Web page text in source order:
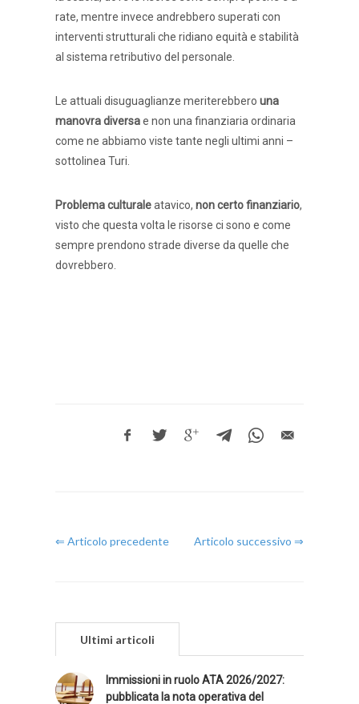
rate, mentre invece andrebbero superati con
interventi strutturali che ridiano equità e stabilità
al sistema retributivo del personale.
Le attuali disuguaglianze meriterebbero una
manovra diversae non una finanziaria ordinaria
come ne abbiamo viste tante negli ultimi anni –
sottolinea Turi.
Problema culturaleatavico, non certo finanziario,
visto che questa volta le risorse ci sono e come
sempre prendono strade diverse da quelle che
dovrebbero.
⇐ Articolo precedente Articolo successivo ⇒
Ultimi articoli
Immissioni in ruolo ATA 2026/2027:
pubblicata la nota operativa del